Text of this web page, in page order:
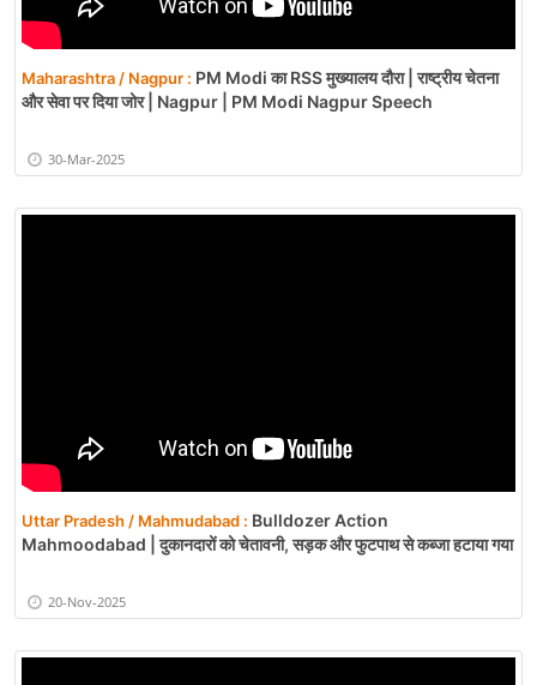
Maharashtra / Nagpur : PM Modi का RSS मुख्यालय दौरा | राष्ट्रीय चेतना
और सेवा पर दिया जोर | Nagpur | PM Modi Nagpur Speech
30-Mar-2025
Uttar Pradesh / Mahmudabad : Bulldozer Action
Mahmoodabad | दुकानदारों को चेतावनी, सड़क और फुटपाथ से कब्जा हटाया गया
20-Nov-2025